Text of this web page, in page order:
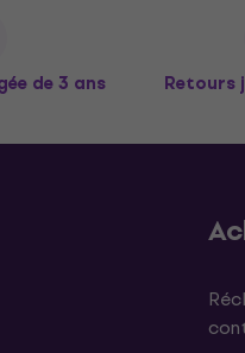
de 3 ans Retours